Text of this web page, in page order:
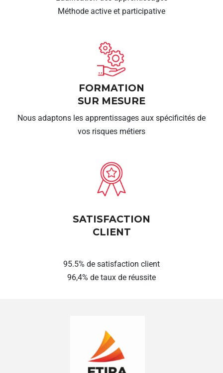
Méthode active et participative
FORMATION
SUR MESURE
Nous adaptons les apprentissages aux spécificités de
vos risques métiers
SATISFACTION
CLIENT
95.5% de satisfaction client
96,4% de taux de réussite